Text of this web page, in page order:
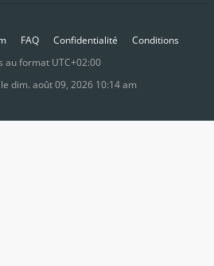
FAQ Confidentialité
Conditions
au format UTC+02:00
dim. août 09, 2026 10:14 am